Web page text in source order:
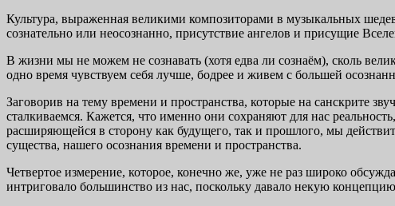
Культура, выраженная великими композиторами в музыкальных
сознательно или неосознанно, присутствие ангелов и присущие
В жизни мы не можем не сознавать (хотя едва ли сознаём), сколь
одно время чувствуем себя лучше, бодрее и живем с большей
Заговорив на тему времени и пространства, которые на санскрите
сталкиваемся. Кажется, что именно они сохраняют для нас
расширяющейся в сторону как будущего, так и прошлого, мы
существа, нашего осознания времени и пространства.
Четвертое измерение, которое, конечно же, уже не раз широко
интриговало большинство из нас, поскольку давало некую